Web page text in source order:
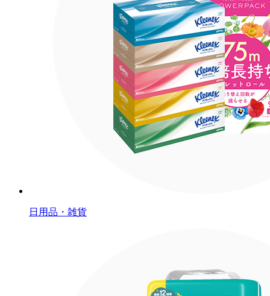
日用品・雑貨